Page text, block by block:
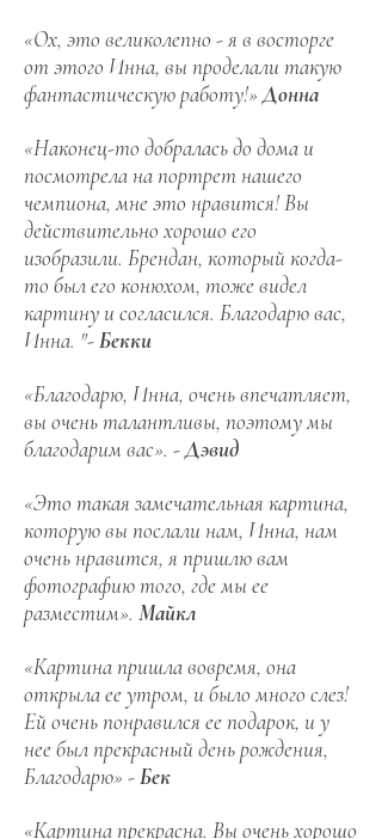
«Ох, это великолепно - я в восторге
от этого Инна, вы проделали такую ​​
фантастическую работу!»Донна
«Наконец-то добралась до дома и
посмотрела на портрет нашего
чемпиона, мне это нравится! Вы
действительно хорошо его
изобразили. Брендан, который когда-
то был его конюхом, тоже видел
картину и согласился. Благодарю вас,
Инна. "-Бекки
«Благодарю, Инна, очень впечатляет,
вы очень талантливы, поэтому мы
благодарим вас». -Дэвид
«Это такая замечательная картина,
которую вы послали нам, Инна, нам
очень нравится, я пришлю вам
фотографию того, где мы ее
разместим». Майкл
«Картина пришла вовремя, она
открыла ее утром, и было много слез!
Ей очень понравился ее подарок, и у
нее был прекрасный день рождения,
Благодарю» -Бек
«Картина прекрасна. Вы очень хорошо